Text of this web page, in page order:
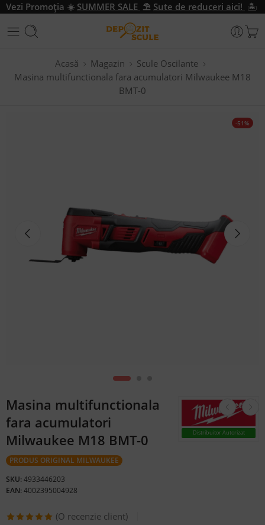
Vezi Promoția ☀️ SUMMER SALE ⛱️ Sute de reduceri aici! 🏝️
Acasă Magazin
Scule Oscilante
Masina multifunctionala fara acumulatori Milwaukee M18
BMT-0
-51%
Distribuitor Autorizat
Masina multifunctionala
fara acumulatori
Milwaukee M18 BMT-0
PRODUS ORIGINAL MILWAUKEE
SKU: 4933446203
EAN: 4002395004928
(O recenzie client)